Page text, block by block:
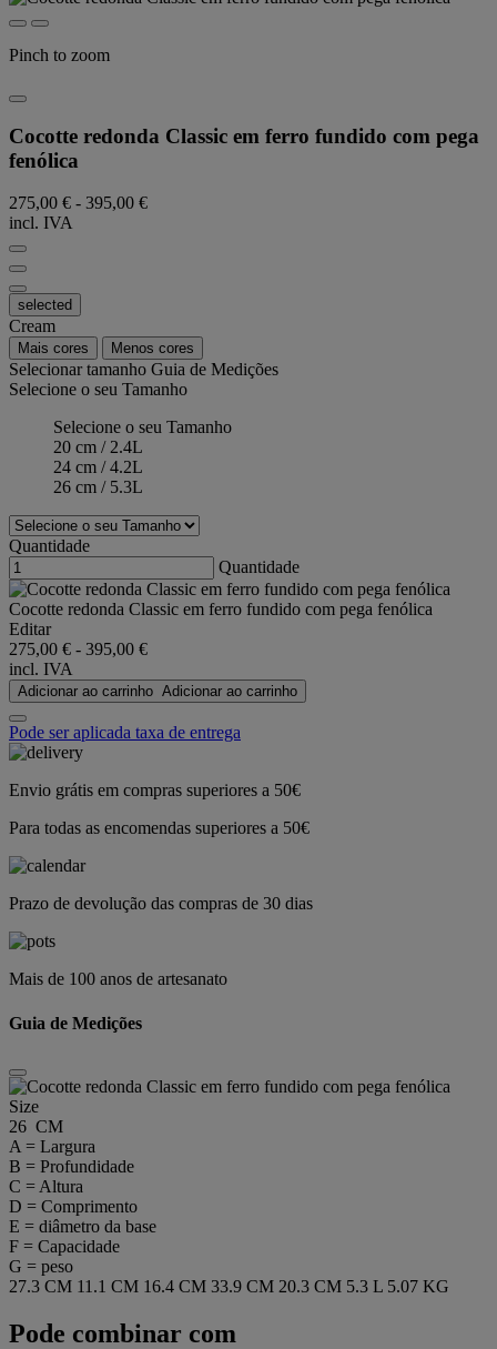
Pinch to zoom
Cocotte redonda Classic em ferro fundido com pega
fenólica
275,00 € - 395,00 €
incl. IVA
selected
Cream
Mais cores Menos cores
Selecionar tamanho Guia de Medições
Selecione o seu Tamanho
Selecione o seu Tamanho
20 cm / 2.4L
24 cm / 4.2L
26 cm / 5.3L
Quantidade
Quantidade
Cocotte redonda Classic em ferro fundido com pega fenólica
Editar
275,00 € - 395,00 €
incl. IVA
Adicionar ao carrinho Adicionar ao carrinho
Pode ser aplicada taxa de entrega
Envio grátis em compras superiores a 50€
Para todas as encomendas superiores a 50€
Prazo de devolução das compras de 30 dias
Mais de 100 anos de artesanato
Guia de Medições
Size
26 CM
A = Largura
B = Profundidade
C = Altura
D = Comprimento
E = diâmetro da base
F = Capacidade
G = peso
27.3 CM 11.1 CM 16.4 CM 33.9 CM 20.3 CM 5.3 L 5.07 KG
Pode combinar com